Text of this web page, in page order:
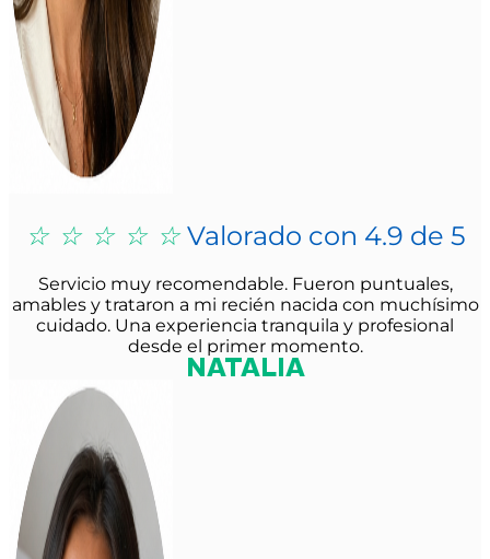
☆ ☆ ☆ ☆ ☆ Valorado con 4.9 de 5
Servicio muy recomendable. Fueron puntuales,
amables y trataron a mi recién nacida con muchísimo
cuidado. Una experiencia tranquila y profesional
desde el primer momento.
NATALIA